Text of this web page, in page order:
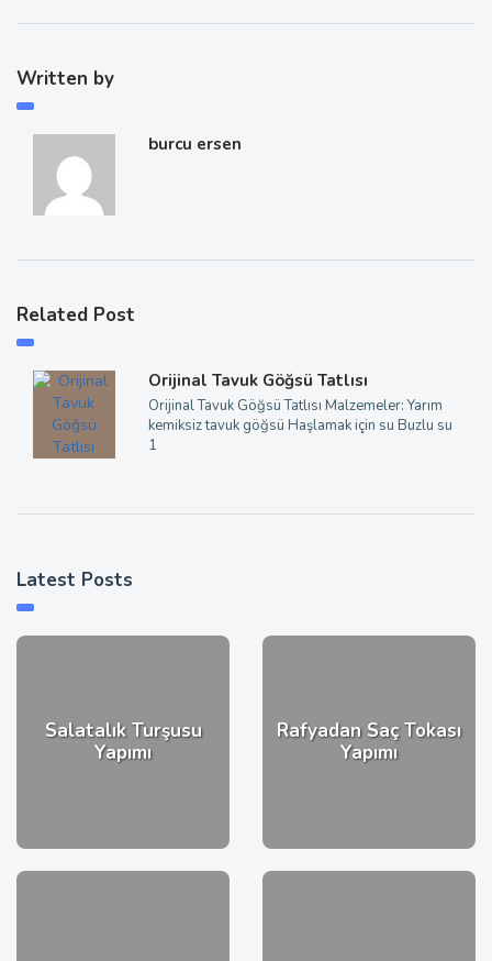
Written by
burcu ersen
Related Post
Orijinal Tavuk Göğsü Tatlısı
Orijinal Tavuk Göğsü Tatlısı Malzemeler: Yarım
kemiksiz tavuk göğsü Haşlamak için su Buzlu su
1
Latest Posts
Salatalık Turşusu
Yapımı
Rafyadan Saç Tokası
Yapımı